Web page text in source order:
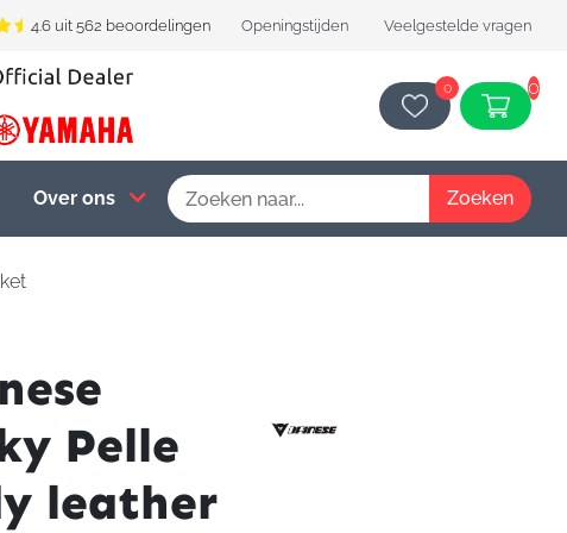
4.6 uit 562 beoordelingen Openingstijden Veelgestelde vragen
0 0
Over ons
Pelle
leather